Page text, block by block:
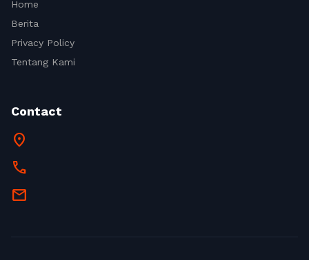
Home
Berita
Privacy Policy
Tentang Kami
Contact
location_on
call
mail